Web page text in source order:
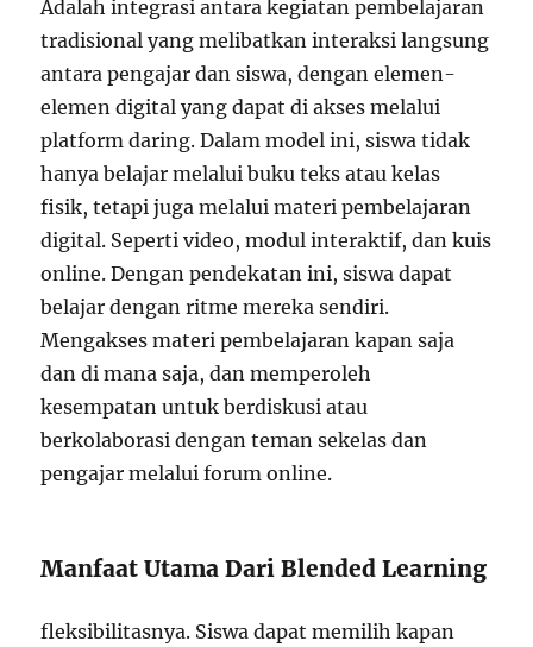
Adalah integrasi antara kegiatan pembelajaran
tradisional yang melibatkan interaksi langsung
antara pengajar dan siswa, dengan elemen-
elemen digital yang dapat di akses melalui
platform daring. Dalam model ini, siswa tidak
hanya belajar melalui buku teks atau kelas
fisik, tetapi juga melalui materi pembelajaran
digital. Seperti video, modul interaktif, dan kuis
online. Dengan pendekatan ini, siswa dapat
belajar dengan ritme mereka sendiri.
Mengakses materi pembelajaran kapan saja
dan di mana saja, dan memperoleh
kesempatan untuk berdiskusi atau
berkolaborasi dengan teman sekelas dan
pengajar melalui forum online.
Manfaat Utama Dari Blended Learning
fleksibilitasnya. Siswa dapat memilih kapan